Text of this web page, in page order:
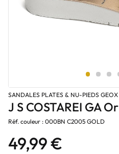
SANDALES PLATES & NU-PIEDS GEOX
J S COSTAREI GA Or
Réf. couleur : 000BN C2005 GOLD
49,99 €